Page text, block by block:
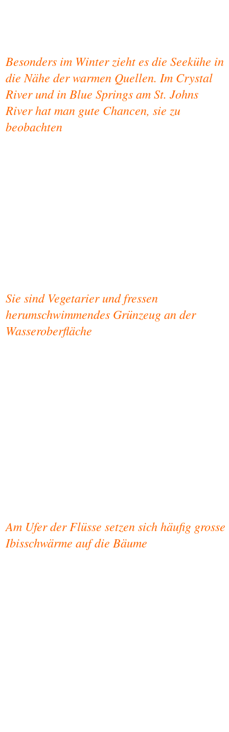
Besonders im Winter zieht es die Seekühe in
die Nähe der warmen Quellen. Im Crystal
River und in Blue Springs am St. Johns
River hat man gute Chancen, sie zu
beobachten
Sie sind Vegetarier und fressen
herumschwimmendes Grünzeug an der
Wasseroberfläche
Am Ufer der Flüsse setzen sich häufig grosse
Ibisschwärme auf die Bäume